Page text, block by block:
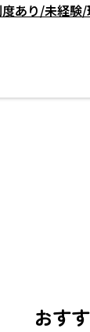
あり/未経験
おす